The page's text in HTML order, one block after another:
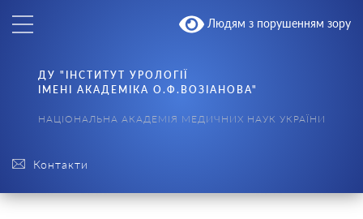
Людям з порушенням зору
Контакти
ДУ "ІНСТИТУТ УРОЛОГІЇ
ІМЕНІ АКАДЕМІКА О.Ф.ВОЗІАНОВА"
НАЦІОНАЛЬНА АКАДЕМІЯ МЕДИЧНИХ НАУК УКРАЇНИ